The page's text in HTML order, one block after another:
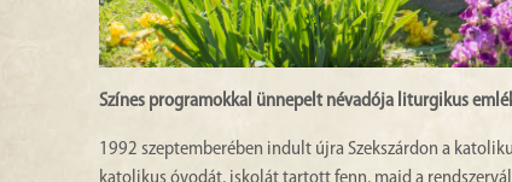
Színes programokkal ünnepelt névadója liturgikus
1992 szeptemberében indult újra Szekszárdon a